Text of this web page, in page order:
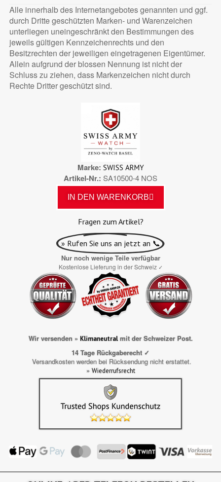
Alle innerhalb des Internetangebotes genannten und ggf.
durch Dritte geschützten Marken- und Warenzeichen
unterliegen uneingeschränkt den Bestimmungen des
jeweils gültigen Kennzeichenrechts und den
Besitzrechten der jeweiligen eingetragenen Eigentümer.
Allein aufgrund der blossen Nennung ist nicht der
Schluss zu ziehen, dass Markenzeichen nicht durch
Rechte Dritter geschützt sind.
Marke SWISS ARMY
Artikel-Nr. SA10500-4 NOS
IN DEN WARENKORB
Fragen zum Artikel?
» Rufen Sie uns an jetzt an 📞
Nur noch wenige Teile verfügbar
Kostenlose Lieferung in der Schweiz ✓
Wir versenden » Klimaneutralmit der Schweizer Post.
14 Tage Rückgaberecht ✓
Versandkosten werden bei Rücksendung nicht erstattet.
» Wiederrufsrecht